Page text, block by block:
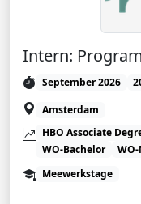
Intern:
September 2026
Amsterdam
HBO Associate
WO-Bachelor
Meewerkstage